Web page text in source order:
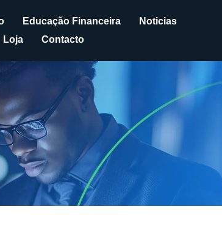
Educação Financeira
Noticias
Loja
Contacto